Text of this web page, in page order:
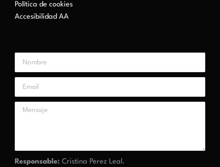
Política de cookies
Accesibilidad AA
Responsable: Cristina Perez Leal.